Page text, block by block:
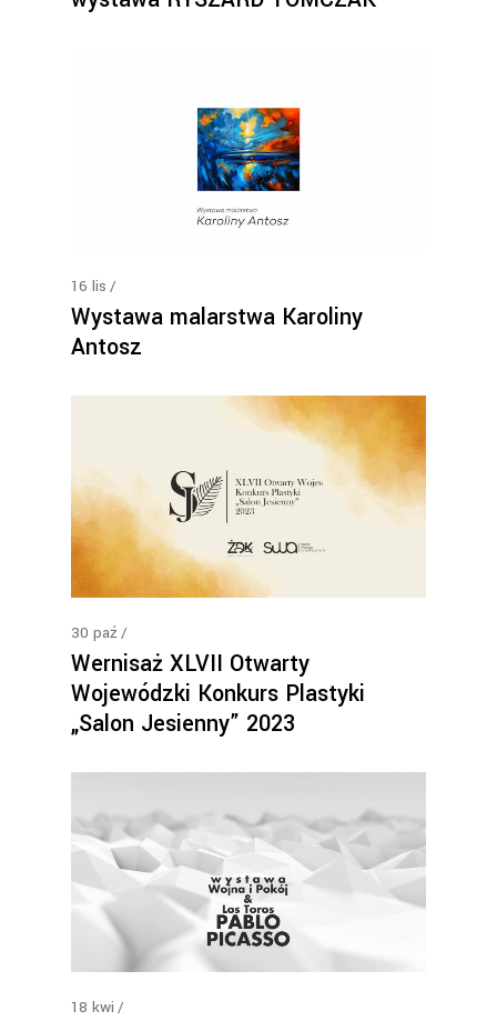
16 lis
Wystawa malarstwa Karoliny
Antosz
30 paź
Wernisaż XLVII Otwarty
Wojewódzki Konkurs Plastyki
„Salon Jesienny” 2023
18 kwi